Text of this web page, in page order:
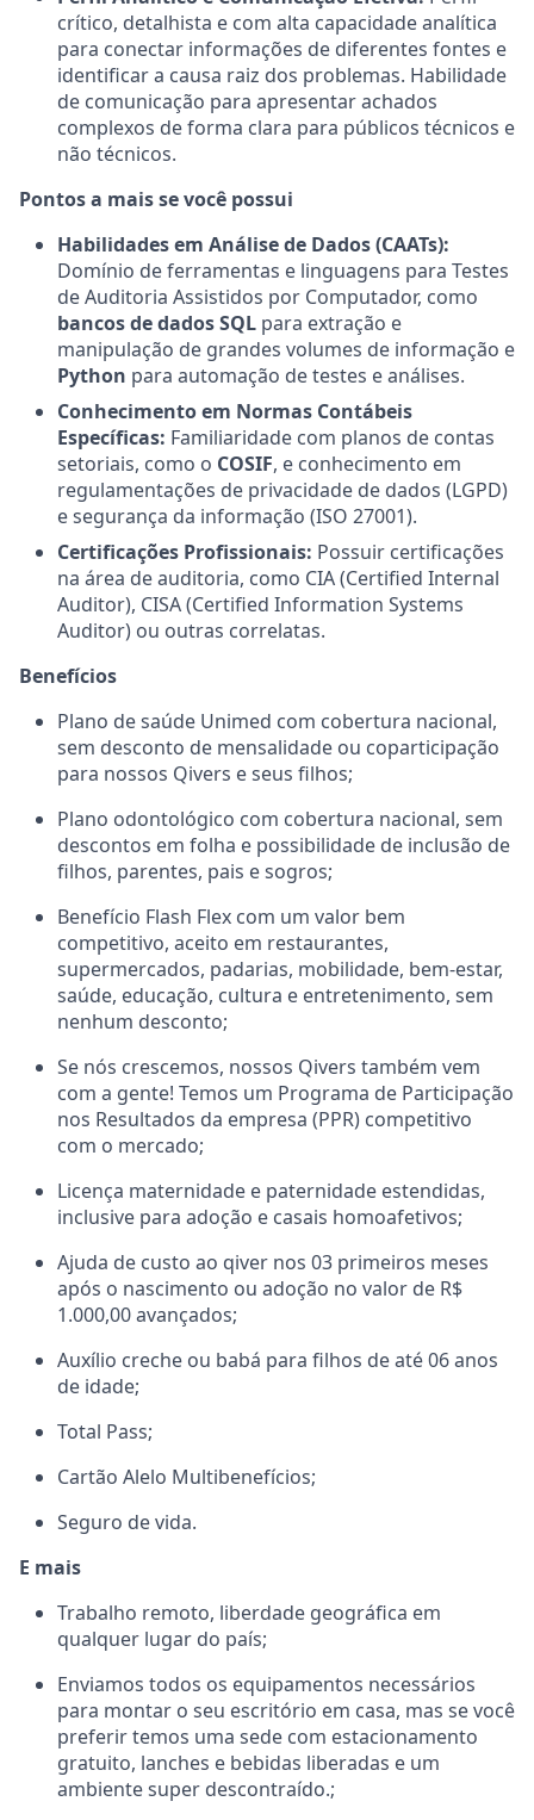
crítico, detalhista e com alta capacidade analítica
para conectar informações de diferentes fontes e
identificar a causa raiz dos problemas. Habilidade
de comunicação para apresentar achados
complexos de forma clara para públicos técnicos e
não técnicos.
Pontos a mais se você possui
Habilidades em Análise de Dados (CAATs):
Domínio de ferramentas e linguagens para Testes
de Auditoria Assistidos por Computador, como
bancos de dados SQL para extração e
manipulação de grandes volumes de informação e
Python para automação de testes e análises.
Conhecimento em Normas Contábeis
Específicas: Familiaridade com planos de contas
setoriais, como o COSIF, e conhecimento em
regulamentações de privacidade de dados (LGPD)
e segurança da informação (ISO 27001).
Certificações Profissionais: Possuir certificações
na área de auditoria, como CIA (Certified Internal
Auditor), CISA (Certified Information Systems
Auditor) ou outras correlatas.
Benefícios
Plano de saúde Unimed com cobertura nacional,
sem desconto de mensalidade ou coparticipação
para nossos Qivers e seus filhos;
Plano odontológico com cobertura nacional, sem
descontos em folha e possibilidade de inclusão de
filhos, parentes, pais e sogros;
Benefício Flash Flex com um valor bem
competitivo, aceito em restaurantes,
supermercados, padarias, mobilidade, bem-estar,
saúde, educação, cultura e entretenimento, sem
nenhum desconto;
Se nós crescemos, nossos Qivers também vem
com a gente! Temos um Programa de Participação
nos Resultados da empresa (PPR) competitivo
com o mercado;
Licença maternidade e paternidade estendidas,
inclusive para adoção e casais homoafetivos;
Ajuda de custo ao qiver nos 03 primeiros meses
após o nascimento ou adoção no valor de R$
1.000,00 avançados;
Auxílio creche ou babá para filhos de até 06 anos
de idade;
Total Pass;
Cartão Alelo Multibenefícios;
Seguro de vida.
E mais
Trabalho remoto, liberdade geográfica em
qualquer lugar do país;
Enviamos todos os equipamentos necessários
para montar o seu escritório em casa, mas se você
preferir temos uma sede com estacionamento
gratuito, lanches e bebidas liberadas e um
ambiente super descontraído.;